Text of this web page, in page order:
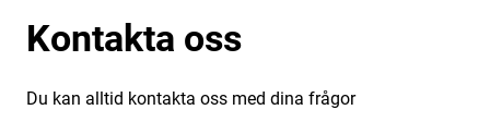
Kontakta oss
Du kan alltid kontakta oss med dina frågor